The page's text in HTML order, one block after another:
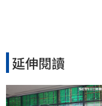
延伸閱讀